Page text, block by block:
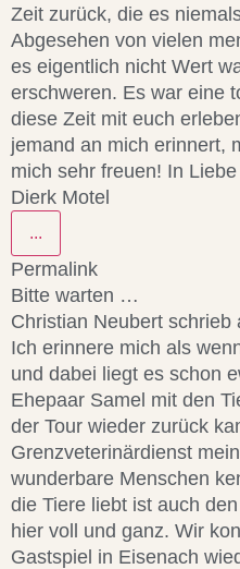
Zeit zurück, die es
Abgesehen von vielen
es eigentlich nicht Wert
erschweren. Es war eine
diese Zeit mit euch
jemand an mich erinnert,
mich sehr freuen! In
Dierk Motel
...
Permalink
Bitte warten …
Christian Neubert schrieb
Ich erinnere mich als
und dabei liegt es schon
Ehepaar Samel mit den
der Tour wieder zurück
Grenzveterinärdienst
wunderbare Menschen
die Tiere liebt ist auch
hier voll und ganz. Wir
Gastspiel in Eisenach